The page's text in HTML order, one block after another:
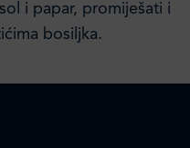
i papar, promiješati i
bosiljka.